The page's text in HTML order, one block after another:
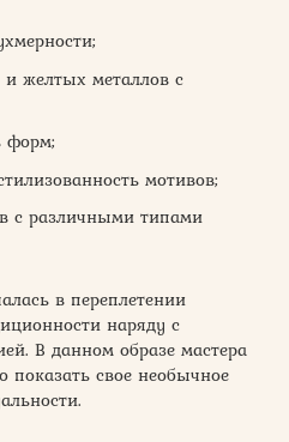
желтых металлов с
форм;
мотивов;
с различными типами
в переплетении
наряду с
В данном образе мастера
показать свое необычное